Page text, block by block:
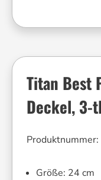
Titan Best
Deckel, 3-
Produktnummer:
Größe: 24 cm